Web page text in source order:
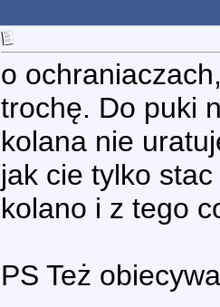
o
trochę. Do puki
kolana nie
jak cie tylko
kolano i z tego
PS Też